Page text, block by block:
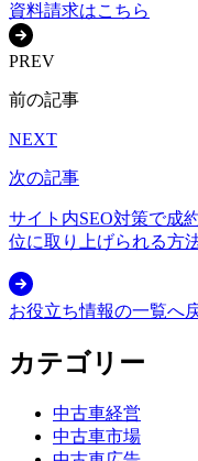
資料請求はこちら
PREV
前の記事
NEXT
次の記事
サイト内SEO対策で成
位に取り上げられる方
お役立ち情報の一覧へ
カテゴリー
中古車経営
中古車市場